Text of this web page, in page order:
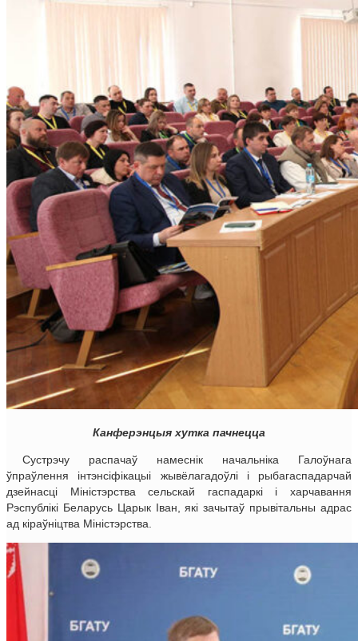
Канферэнцыя хутка пачнецца
Сустрэчу распачаў намеснік начальніка Галоўнага
ўпраўлення інтэнсіфікацыі жывёлагадоўлі і рыбагаспадарчай
дзейнасці Міністэрства сельскай гаспадаркі і харчавання
Рэспублікі Беларусь Царык Іван, які зачытаў прывітальны адрас
ад кіраўніцтва Міністэрства.